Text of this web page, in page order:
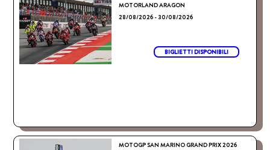
MOTORLAND ARAGON
28/08/2026 - 30/08/2026
BIGLIETTI DISPONIBILI
MOTOGP SAN MARINO GRAND PRIX 2026